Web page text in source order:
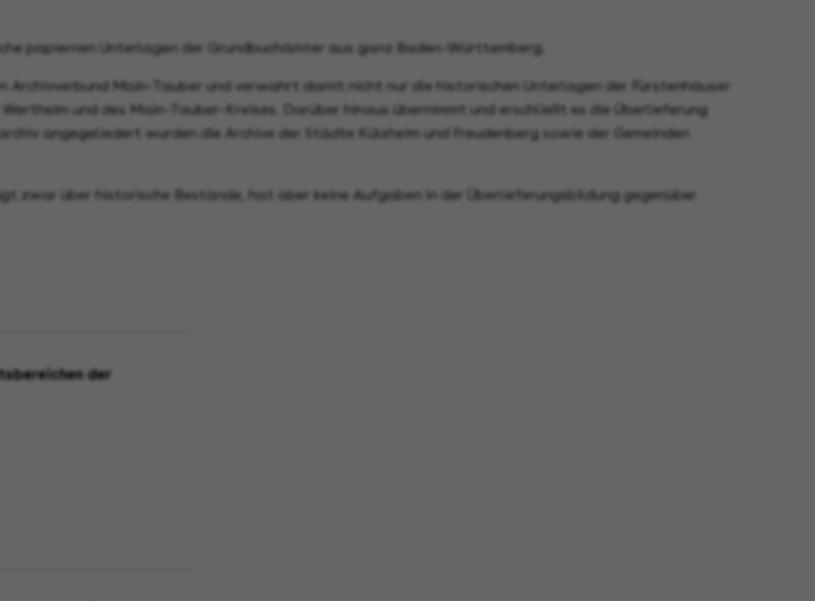
papiernen Unterlagen der Grundbuchämter aus ganz Baden-Württemberg.
Archivverbund Main-Tauber und verwahrt damit nicht nur die historischen Unterlagen der Fürstenhäuser
und des Main-Tauber-Kreises. Darüber hinaus übernimmt und erschließt es die Überlieferung
angegeliedert wurden die Archive der Städte Külsheim und Freudenberg sowie der Gemeinden
zwar über historische Bestände, hat aber keine Aufgaben in der Überlieferungsbildung gegenüber
der